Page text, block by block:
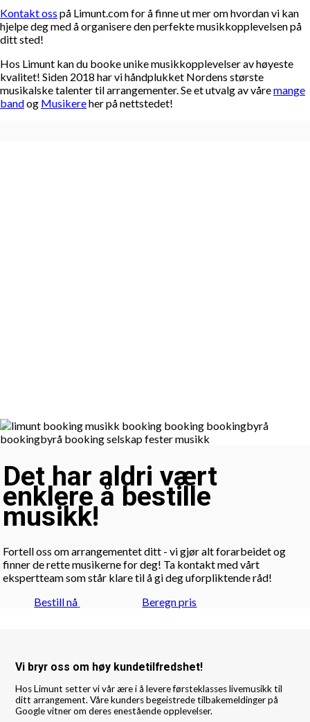
Kontakt oss på Limunt.com for å finne ut mer om hvordan vi kan
hjelpe deg med å organisere den perfekte musikkopplevelsen på
ditt sted!
Hos Limunt kan du booke unike musikkopplevelser av høyeste
kvalitet! Siden 2018 har vi håndplukket Nordens største
musikalske talenter til arrangementer. Se et utvalg av våremange
bandog Musikereher på nettstedet!
Det har aldri vært
enklere å bestille
musikk!
Fortell oss om arrangementet ditt - vi gjør alt forarbeidet og
finner de rette musikerne for deg! Ta kontakt med vårt
ekspertteam som står klare til å gi deg uforpliktende råd!
Bestill nå
Beregn pris
Vi bryr oss om høy kundetilfredshet!
Hos Limunt setter vi vår ære i å levere førsteklasses livemusikk til
ditt arrangement. Våre kunders begeistrede tilbakemeldinger på
Google vitner om deres enestående opplevelser.